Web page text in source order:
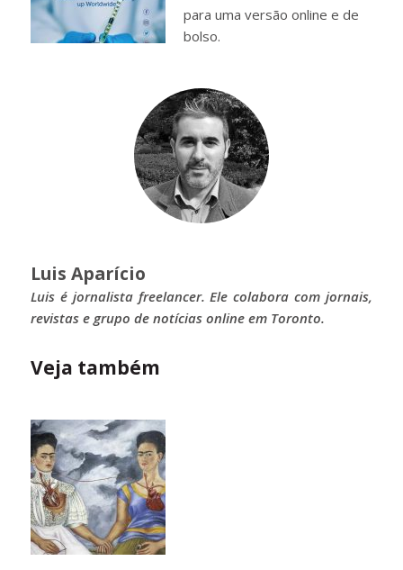
para uma versão online e de
bolso.
Luis Aparício
Luis é jornalista freelancer. Ele colabora com jornais,
revistas e grupo de notícias online em Toronto.
Veja também